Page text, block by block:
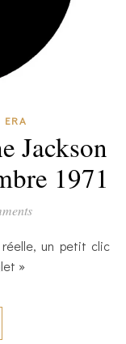
Jackson
1971
»